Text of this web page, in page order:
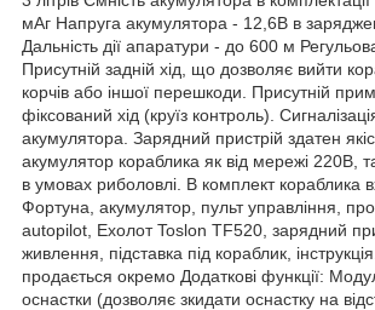
мАг Напруга акумулятора - 12,6В в
Дальність дії апаратури - до 600 м
Присутній задній хід, що дозволяє вийти
корчів або іншої перешкоди. Присутній
фіксований хід (круїз контроль).
акумулятора. Зарядний пристрій здатен
акумулятор кораблика як від мережі 220В,
в умовах риболовлі. В комплект кораблика
Фортуна, акумулятор, пульт управління,
autopilot, Ехолот Toslon TF520, зарядний
живлення, підставка під кораблик,
продається окремо Додаткові функції:
оснастки (дозволяє зкидати оснастку на